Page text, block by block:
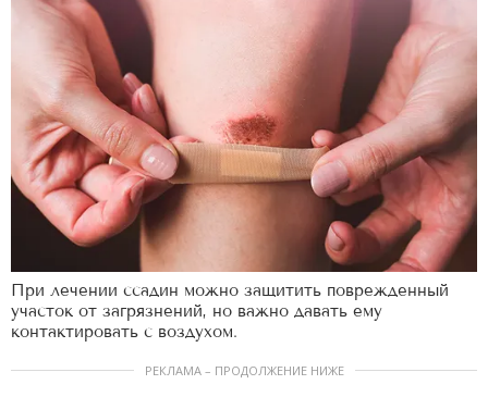
При лечении ссадин можно защитить поврежденный
участок от загрязнений, но важно давать ему
контактировать с воздухом.
РЕКЛАМА – ПРОДОЛЖЕНИЕ НИЖЕ